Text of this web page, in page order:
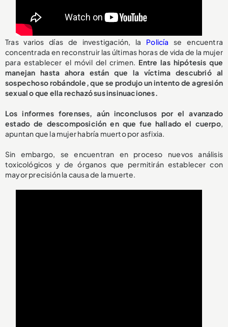
Tras varios días de investigación, la Policía se encuentra
concentrada en reconstruir las últimas horas de vida de la mujer
para establecer el móvil del crimen. Entre las hipótesis que
manejan hasta ahora están que la víctima descubrió al
sospechoso robándole, que se produjo un intento de agresión
sexual o que ella rechazó sus insinuaciones.
Los informes forenses, aún inconclusos por el avanzado
estado de descomposición en que fue hallado el cuerpo,
apuntan que la mujer habría muerto por asfixia.
Sin embargo, se encuentran en proceso nuevos análisis
toxicológicos y de órganos que permitirán establecer con
mayor precisión la causa de la muerte.